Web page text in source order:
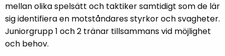
mellan olika spelsätt och taktiker samtidigt som de lär
sig identifiera en motståndares styrkor och svagheter.
Juniorgrupp 1 och 2 tränar tillsammans vid möjlighet
och behov.